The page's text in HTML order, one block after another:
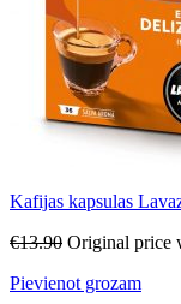
Kafijas kapsulas
€13.90 Original price
Pievienot grozam